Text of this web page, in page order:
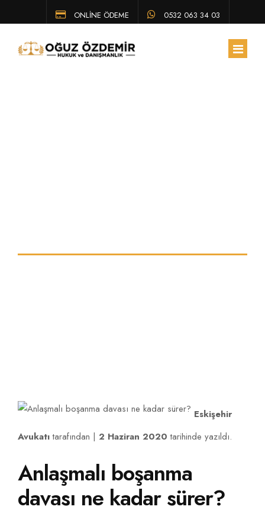
ONLİNE ÖDEME 0532 063 34 03
Eskişehir
Avukatıtarafından | 2 Haziran 2020 tarihinde yazıldı.
Anlaşmalı boşanma
davası ne kadar sürer?